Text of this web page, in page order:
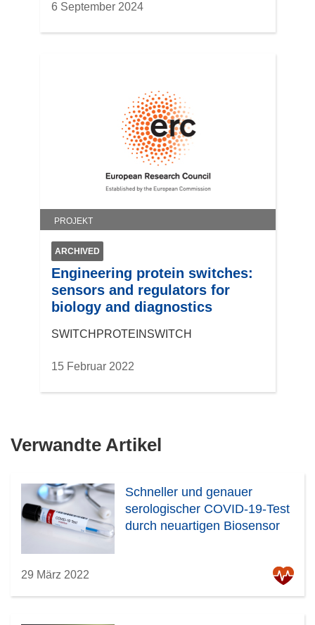
6 September 2024
PROJEKT
ARCHIVED
Engineering protein switches:
sensors and regulators for
biology and diagnostics
SWITCHPROTEINSWITCH
15 Februar 2022
Verwandte Artikel
Schneller und genauer
serologischer COVID-19-Test
durch neuartigen Biosensor
29 März 2022